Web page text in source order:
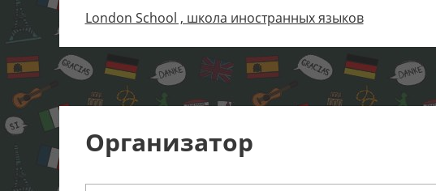
London School , школа иностранных языков
Организатор